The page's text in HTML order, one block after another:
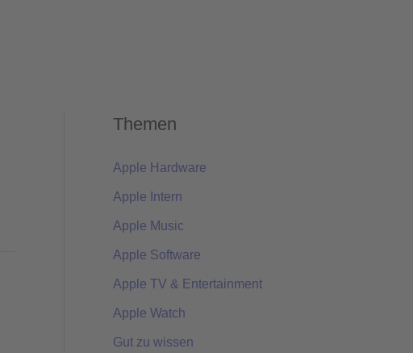
Themen
Apple Hardware
Apple Intern
Apple Music
Apple Software
Apple TV & Entertainment
Apple Watch
Gut zu wissen